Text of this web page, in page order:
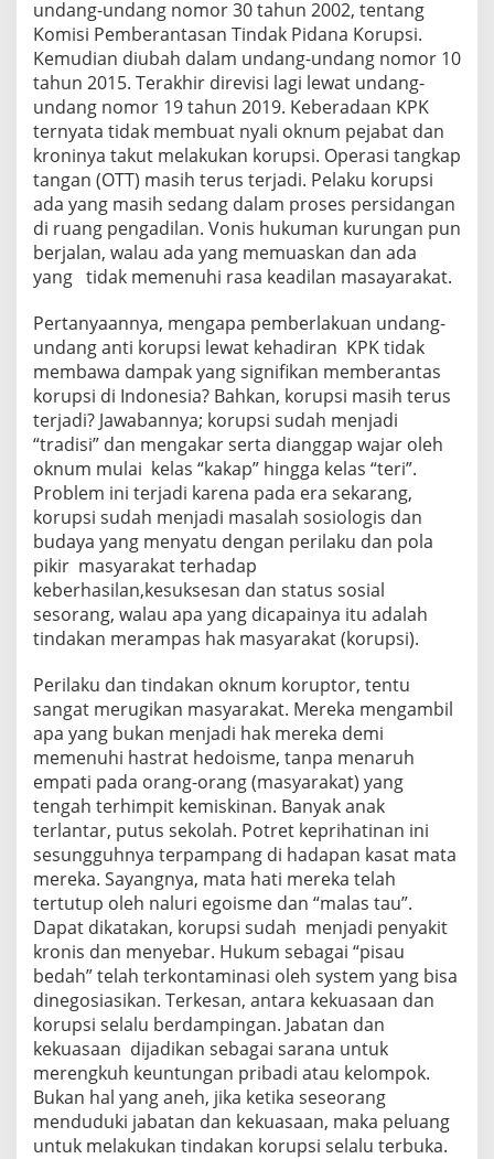
undang-undang nomor 30 tahun 2002, tentang
Komisi Pemberantasan Tindak Pidana Korupsi.
Kemudian diubah dalam undang-undang nomor 10
tahun 2015. Terakhir direvisi lagi lewat undang-
undang nomor 19 tahun 2019. Keberadaan KPK
ternyata tidak membuat nyali oknum pejabat dan
kroninya takut melakukan korupsi. Operasi tangkap
tangan (OTT) masih terus terjadi. Pelaku korupsi
ada yang masih sedang dalam proses persidangan
di ruang pengadilan. Vonis hukuman kurungan pun
berjalan, walau ada yang memuaskan dan ada
yang tidak memenuhi rasa keadilan masayarakat.
Pertanyaannya, mengapa pemberlakuan undang-
undang anti korupsi lewat kehadiran KPK tidak
membawa dampak yang signifikan memberantas
korupsi di Indonesia? Bahkan, korupsi masih terus
terjadi? Jawabannya; korupsi sudah menjadi
“tradisi” dan mengakar serta dianggap wajar oleh
oknum mulai kelas “kakap” hingga kelas “teri”.
Problem ini terjadi karena pada era sekarang,
korupsi sudah menjadi masalah sosiologis dan
budaya yang menyatu dengan perilaku dan pola
pikir masyarakat terhadap
keberhasilan,kesuksesan dan status sosial
sesorang, walau apa yang dicapainya itu adalah
tindakan merampas hak masyarakat (korupsi).
Perilaku dan tindakan oknum koruptor, tentu
sangat merugikan masyarakat. Mereka mengambil
apa yang bukan menjadi hak mereka demi
memenuhi hastrat hedoisme, tanpa menaruh
empati pada orang-orang (masyarakat) yang
tengah terhimpit kemiskinan. Banyak anak
terlantar, putus sekolah. Potret keprihatinan ini
sesungguhnya terpampang di hadapan kasat mata
mereka. Sayangnya, mata hati mereka telah
tertutup oleh naluri egoisme dan “malas tau”.
Dapat dikatakan, korupsi sudah menjadi penyakit
kronis dan menyebar. Hukum sebagai “pisau
bedah” telah terkontaminasi oleh system yang bisa
dinegosiasikan. Terkesan, antara kekuasaan dan
korupsi selalu berdampingan. Jabatan dan
kekuasaan dijadikan sebagai sarana untuk
merengkuh keuntungan pribadi atau kelompok.
Bukan hal yang aneh, jika ketika seseorang
menduduki jabatan dan kekuasaan, maka peluang
untuk melakukan tindakan korupsi selalu terbuka.